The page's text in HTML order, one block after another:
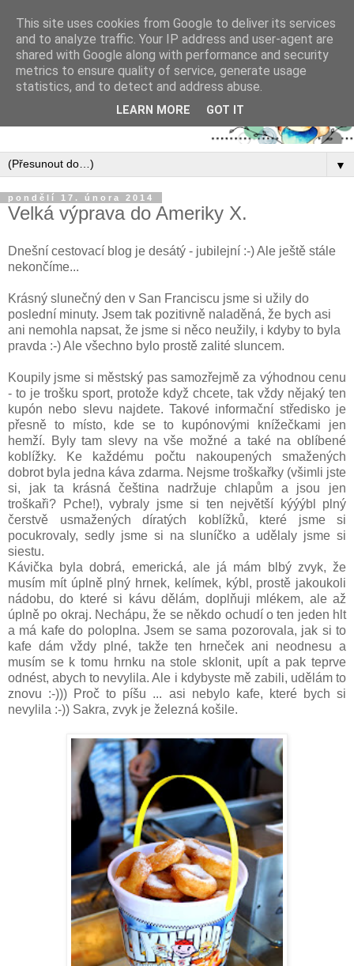
▼
pondělí 17. února 2014
Velká výprava do Ameriky X.
Dnešní cestovací blog je desátý - jubilejní :-) Ale ještě stále
nekončíme...
Krásný slunečný den v San Franciscu jsme si užily do
poslední minuty. Jsem tak pozitivně naladěná, že bych asi
ani nemohla napsat, že jsme si něco neužily, i kdyby to byla
pravda :-) Ale všechno bylo prostě zalité sluncem.
Koupily jsme si městský pas samozřejmě za výhodnou cenu
- to je trošku sport, protože když chcete, tak vždy nějaký ten
kupón nebo slevu najdete. Takové informační středisko je
přesně to místo, kde se to kupónovými knížečkami jen
hemží. Byly tam slevy na vše možné a také na oblíbené
koblížky. Ke každému počtu nakoupených smažených
dobrot byla jedna káva zdarma. Nejsme troškařky (všimli jste
si, jak ta krásná čeština nadržuje chlapům a jsou jen
troškaři? Pche!), vybraly jsme si ten největší kýýýbl plný
čerstvě usmažených díratých koblížků, které jsme si
pocukrovaly, sedly jsme si na sluníčko a udělaly jsme si
siestu.
Kávička byla dobrá, emerická, ale já mám blbý zvyk, že
musím mít úplně plný hrnek, kelímek, kýbl, prostě jakoukoli
nádobu, do které si kávu dělám, doplňuji mlékem, ale až
úplně po okraj. Nechápu, že se někdo ochudí o ten jeden hlt
a má kafe do poloplna. Jsem se sama pozorovala, jak si to
kafe dám vždy plné, takže ten hrneček ani neodnesu a
musím se k tomu hrnku na stole sklonit, upít a pak teprve
odnést, abych to nevylila. Ale i kdybyste mě zabili, udělám to
znovu :-))) Proč to píšu ... asi nebylo kafe, které bych si
nevylila :-)) Sakra, zvyk je železná košile.
This site uses cookies from Google to deliver its services
and to analyze traffic. Your IP address and user-agent are
shared with Google along with performance and security
metrics to ensure quality of service, generate usage
statistics, and to detect and address abuse.
LEARN MORE GOT IT